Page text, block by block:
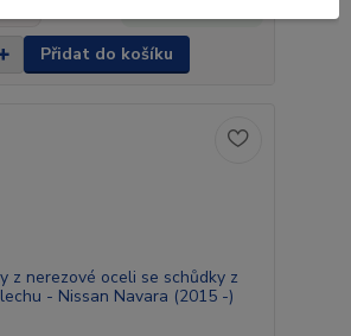
Přidat do košíku